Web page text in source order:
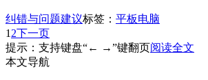
纠错与问题建议标签： 平板电脑
1 2下一页
提示：支持键盘“← →”键翻页阅读全文
本文导航